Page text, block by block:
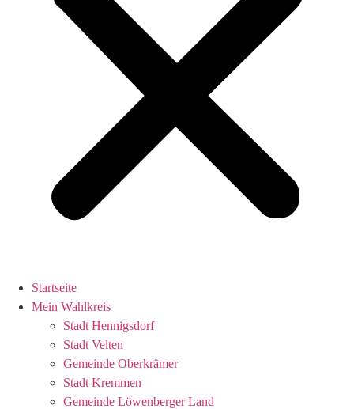
Startseite
Mein Wahlkreis
Stadt Hennigsdorf
Stadt Velten
Gemeinde Oberkrämer
Stadt Kremmen
Gemeinde Löwenberger Land